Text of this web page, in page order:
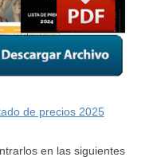
de precios 2025
en las siguientes